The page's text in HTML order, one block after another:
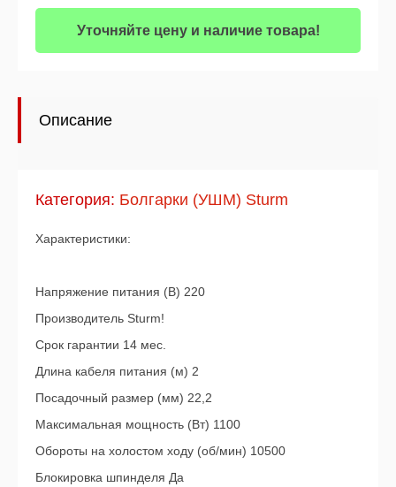
Уточняйте цену и наличие товара!
Описание
Категория: Болгарки (УШМ) Sturm
Характеристики:
Напряжение питания (В) 220
Производитель Sturm!
Срок гарантии 14 мес.
Длина кабеля питания (м) 2
Посадочный размер (мм) 22,2
Максимальная мощность (Вт) 1100
Обороты на холостом ходу (об/мин) 10500
Блокировка шпинделя Да